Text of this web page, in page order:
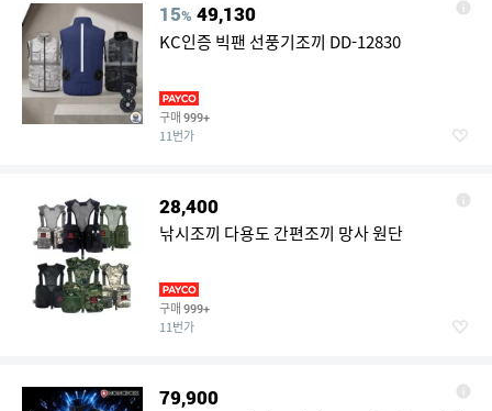
15% 49,130
KC인증 빅팬 선풍기조끼 DD-12830
구매 999+
11번가
28,400
낚시조끼 다용도 간편조끼 망사 원단
구매 999+
11번가
79,900